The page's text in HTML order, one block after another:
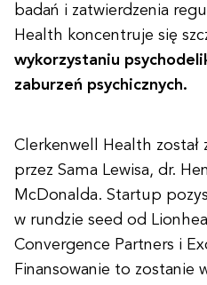
badań i zatwierdzenia
Health koncentruje się
wykorzystaniu
zaburzeń psychicznych.
Clerkenwell Health został
przez Sama Lewisa, dr.
McDonalda. Startup
w rundzie seed od
Convergence Partners i
Finansowanie to zostanie